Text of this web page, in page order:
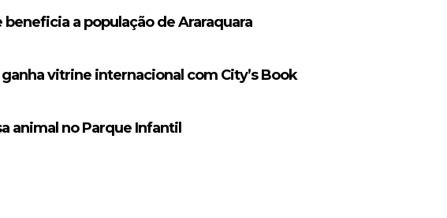
a população de Araraquara
vitrine internacional com City’s Book
animal no Parque Infantil